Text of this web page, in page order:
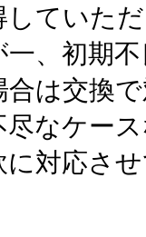
していた
一、初期
合は交換
尽なケー
に対応さ